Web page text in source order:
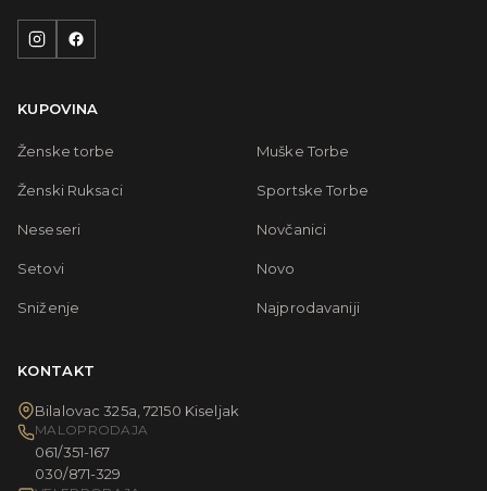
KUPOVINA
Ženske torbe Muške Torbe
Ženski Ruksaci Sportske Torbe
Neseseri Novčanici
Setovi Novo
Sniženje Najprodavaniji
KONTAKT
Bilalovac 325a, 72150 Kiseljak
MALOPRODAJA
061/351-167
030/871-329